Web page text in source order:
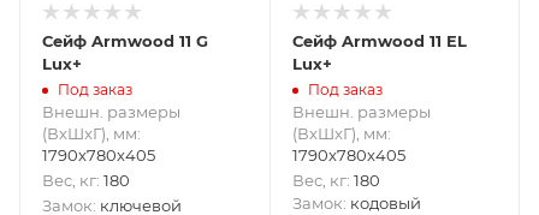
Сейф Armwood 11 G
Lux+
Под заказ
Внешн. размеры
(ВxШxГ), мм:
1790x780x405
Вес, кг: 180
Замок: ключевой
Сейф Armwood 11 EL
Lux+
Под заказ
Внешн. размеры
(ВxШxГ), мм:
1790x780x405
Вес, кг: 180
Замок: кодовый